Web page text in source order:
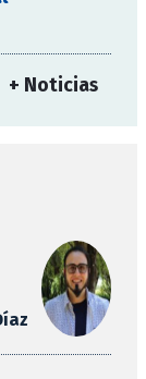
+ Noticias